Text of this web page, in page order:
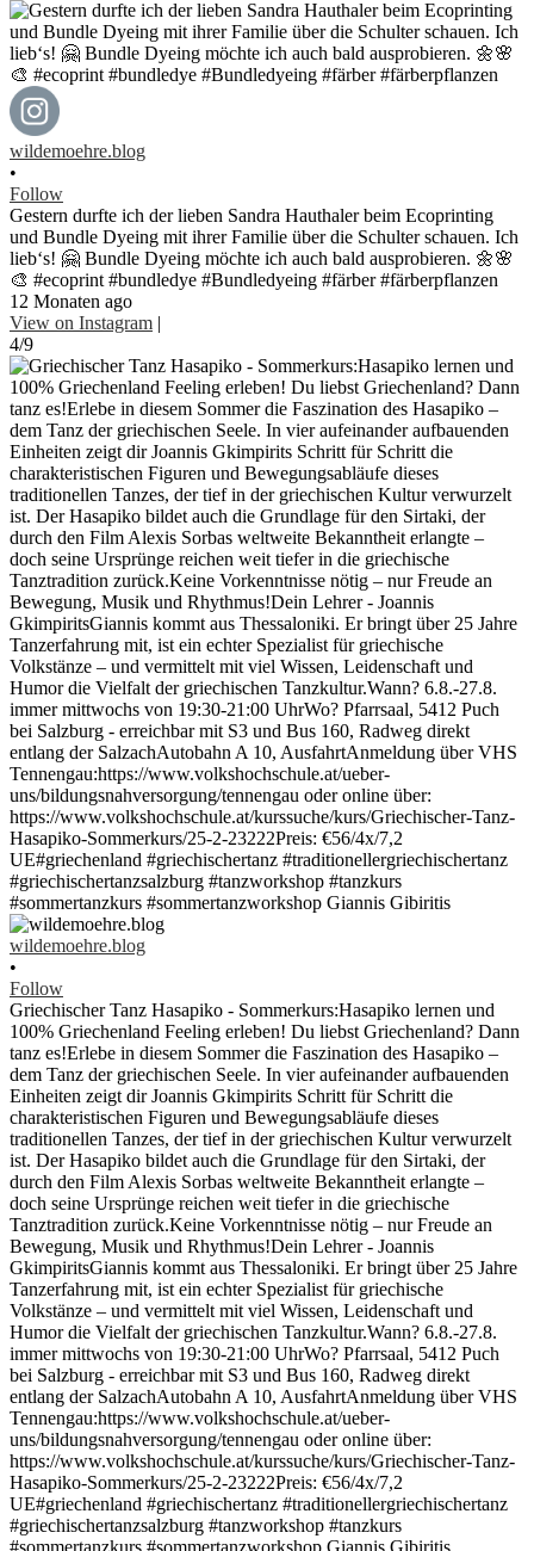
wildemoehre.blog
•
Follow
Gestern durfte ich der lieben Sandra Hauthaler beim Ecoprinting
und Bundle Dyeing mit ihrer Familie über die Schulter schauen. Ich
lieb‘s! 🤗 Bundle Dyeing möchte ich auch bald ausprobieren. 🌼🌸
🎨 #ecoprint #bundledye #Bundledyeing #färber #färberpflanzen
12 Monaten ago
View on Instagram |
4/9
wildemoehre.blog
•
Follow
Griechischer Tanz Hasapiko - Sommerkurs:Hasapiko lernen und
100% Griechenland Feeling erleben! Du liebst Griechenland? Dann
tanz es!Erlebe in diesem Sommer die Faszination des Hasapiko –
dem Tanz der griechischen Seele. In vier aufeinander aufbauenden
Einheiten zeigt dir Joannis Gkimpirits Schritt für Schritt die
charakteristischen Figuren und Bewegungsabläufe dieses
traditionellen Tanzes, der tief in der griechischen Kultur verwurzelt
ist. Der Hasapiko bildet auch die Grundlage für den Sirtaki, der
durch den Film Alexis Sorbas weltweite Bekanntheit erlangte –
doch seine Ursprünge reichen weit tiefer in die griechische
Tanztradition zurück.Keine Vorkenntnisse nötig – nur Freude an
Bewegung, Musik und Rhythmus!Dein Lehrer - Joannis
GkimpiritsGiannis kommt aus Thessaloniki. Er bringt über 25 Jahre
Tanzerfahrung mit, ist ein echter Spezialist für griechische
Volkstänze – und vermittelt mit viel Wissen, Leidenschaft und
Humor die Vielfalt der griechischen Tanzkultur.Wann? 6.8.-27.8.
immer mittwochs von 19:30-21:00 UhrWo? Pfarrsaal, 5412 Puch
bei Salzburg - erreichbar mit S3 und Bus 160, Radweg direkt
entlang der SalzachAutobahn A 10, AusfahrtAnmeldung über VHS
Tennengau:https://www.volkshochschule.at/ueber-
uns/bildungsnahversorgung/tennengau oder online über:
https://www.volkshochschule.at/kurssuche/kurs/Griechischer-Tanz-
Hasapiko-Sommerkurs/25-2-23222Preis: €56/4x/7,2
UE#griechenland #griechischertanz #traditionellergriechischertanz
#griechischertanzsalzburg #tanzworkshop #tanzkurs
#sommertanzkurs #sommertanzworkshop Giannis Gibiritis